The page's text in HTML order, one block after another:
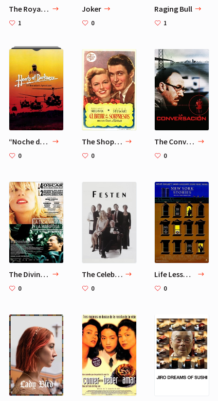
The Royal Tenenbaums
1
Joker
0
Raging Bull
1
“Noche de películas sobre Vietnam” de Bradley Cooper - 3 Películas
0
The Shop Around the Corner
0
The Conversation
0
The Diving Bell and the Butterfly
0
The Celebration
0
Life Lessons
0